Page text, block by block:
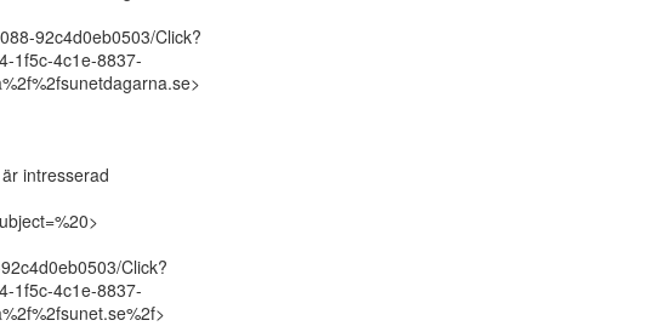
92c4d0eb0503/Click?
1f5c-4c1e-8837-
intresserad
Click?
1f5c-4c1e-8837-